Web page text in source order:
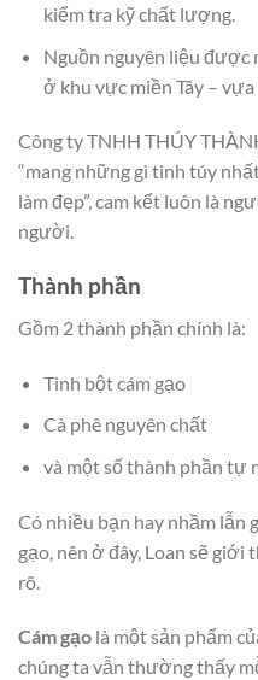
kiểm tra kỹ chất lượng.
Nguồn nguyên liệu được
ở khu vực miền Tây – vựa
Công ty TNHH THÚY
“mang những gì tinh túy
làm đẹp”, cam kết luôn là
người.
Thành phần
Gồm 2 thành phần chính là:
Tinh bột cám gạo
Cà phê nguyên chất
và một số thành phần tự
Có nhiều bạn hay nhầm lẫn
gạo, nên ở đây, Loan sẽ
rõ.
Cám gạo là một sản phẩm
chúng ta vẫn thường thấy